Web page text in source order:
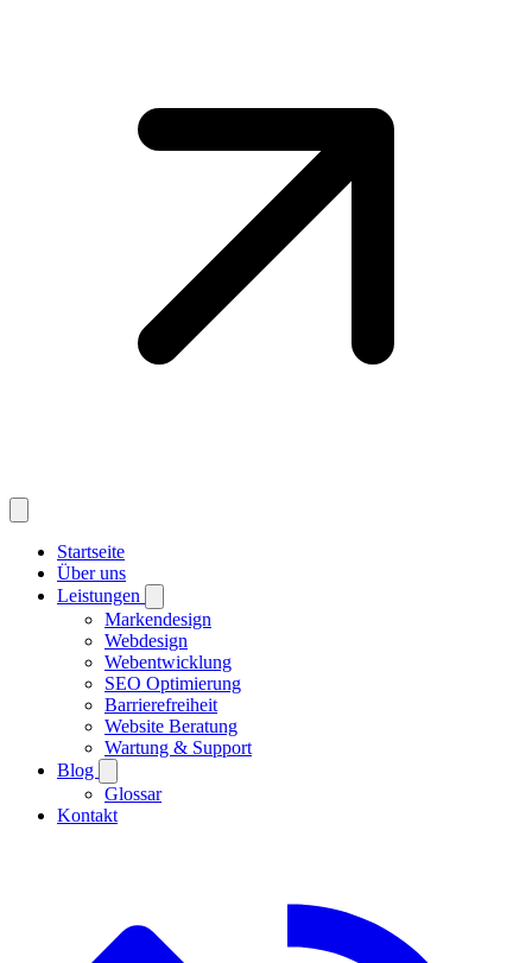
Startseite
Über uns
Leistungen
Markendesign
Webdesign
Webentwicklung
SEO Optimierung
Barrierefreiheit
Website Beratung
Wartung & Support
Blog
Glossar
Kontakt